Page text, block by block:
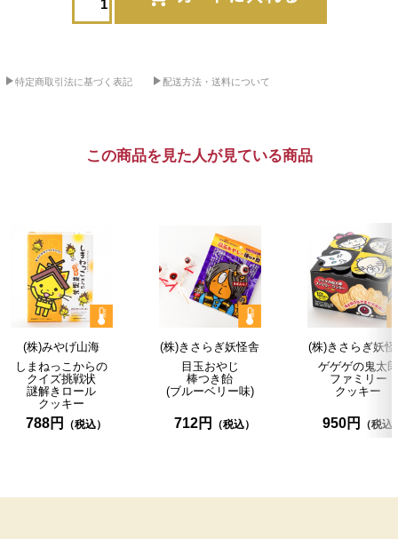
特定商取引法に基づく表記 配送方法・送料について
この商品を見た人が見ている商品
(株)みやげ山海
しまねっこからの
クイズ挑戦状
謎解き ロール
クッキー
788円
(株)きさらぎ妖怪舎
目玉おやじ
棒つき飴
(ブルーベリー味)
712円
(株)きさらぎ妖
ゲゲゲの鬼太郎
ファミリー
クッキー
950円